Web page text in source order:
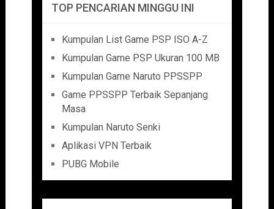
TOP PENCARIAN MINGGU INI
Kumpulan List Game PSP ISO A-Z
Kumpulan Game PSP Ukuran 100 MB
Kumpulan Game Naruto PPSSPP
Game PPSSPP Terbaik Sepanjang
Masa
Kumpulan Naruto Senki
Aplikasi VPN Terbaik
PUBG Mobile